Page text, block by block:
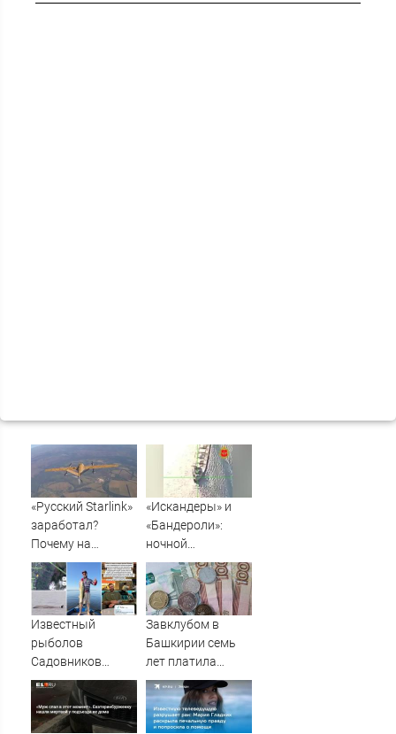
«Русский Starlink»
заработал?
Почему на
Украине кратно
увеличилась
точность
попаданий по
объектам ВСУ
«Искандеры» и
«Бандероли»:
ночной
добивающий удар
по Одессе и
Ильичевску
Известный
рыболов
Садовников
пропал на Волге
во время шторма
Завклубом в
Башкирии семь
лет платила
зарплату мужу-
прогульщику